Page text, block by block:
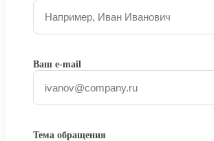
Ваш e-mail
Тема обращения